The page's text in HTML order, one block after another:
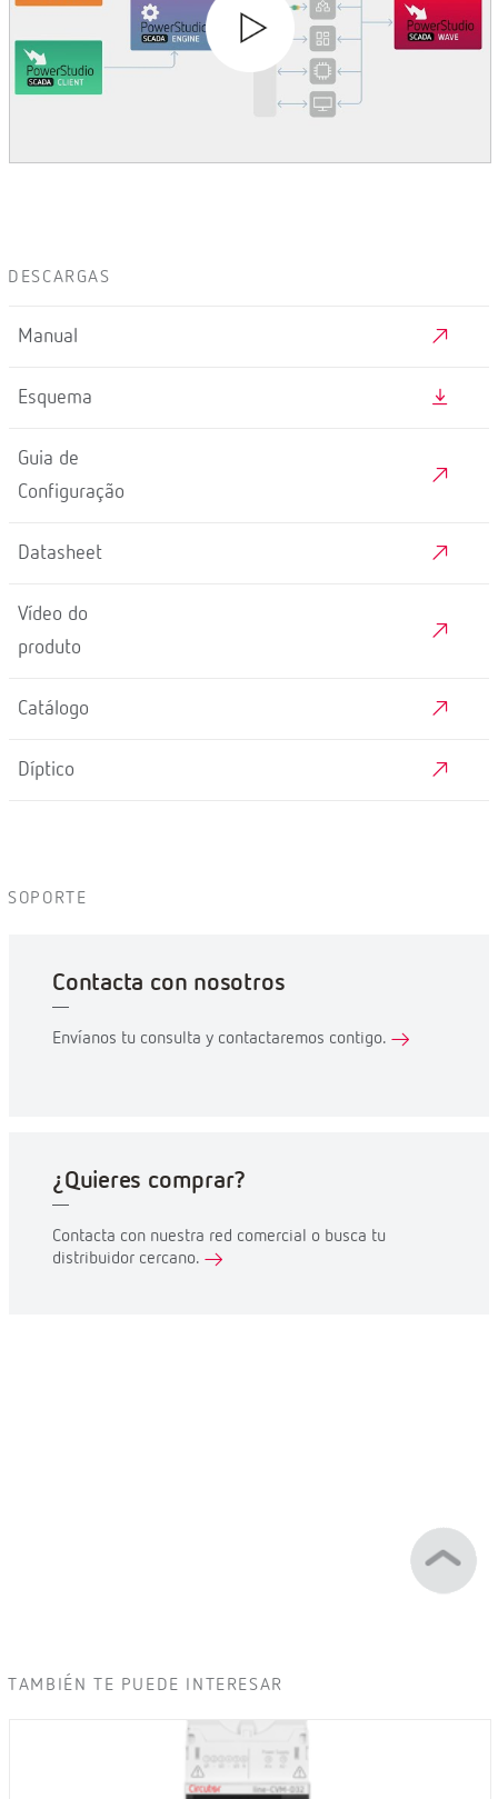
DESCARGAS
Manual
Esquema
Guia de
Configuração
Datasheet
Vídeo do
produto
Catálogo
Díptico
SOPORTE
Contacta con nosotros
Envíanos tu consulta y contactaremos contigo.
¿Quieres comprar?
Contacta con nuestra red comercial o busca tu
distribuidor cercano.
TAMBIÉN TE PUEDE INTERESAR